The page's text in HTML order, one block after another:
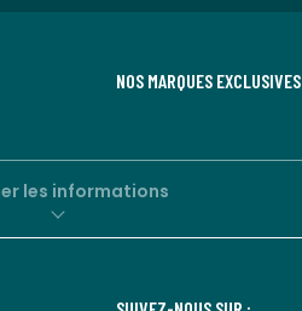
NOS MARQUES EXCLUSIVES
les informations